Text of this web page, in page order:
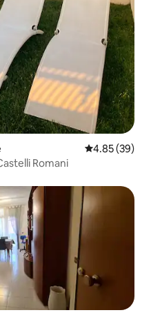
Calificación
4.85 (39)
Romani